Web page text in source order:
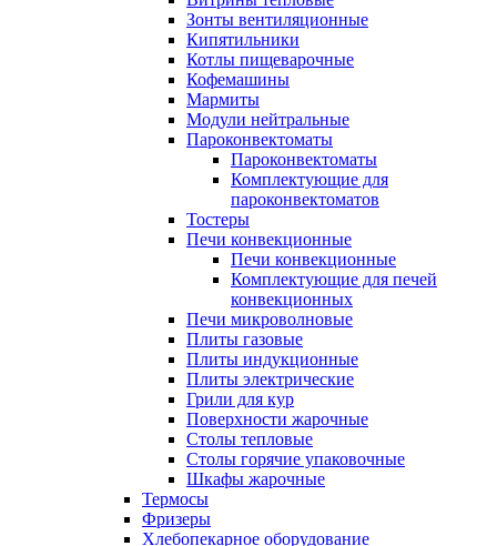
Зонты вентиляционные
Кипятильники
Котлы пищеварочные
Кофемашины
Мармиты
Модули нейтральные
Пароконвектоматы
Пароконвектоматы
Комплектующие для
пароконвектоматов
Тостеры
Печи конвекционные
Печи конвекционные
Комплектующие для печей
конвекционных
Печи микроволновые
Плиты газовые
Плиты индукционные
Плиты электрические
Грили для кур
Поверхности жарочные
Столы тепловые
Столы горячие упаковочные
Шкафы жарочные
Термосы
Фризеры
Хлебопекарное оборудование